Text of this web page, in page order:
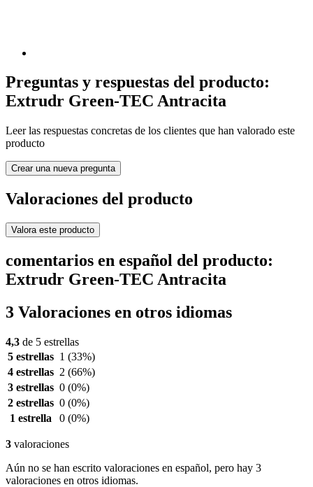
Preguntas y respuestas del producto:
Extrudr Green-TEC Antracita
Leer las respuestas concretas de los clientes que han valorado este
producto
Crear una nueva pregunta
Valoraciones del producto
Valora este producto
comentarios en español del producto:
Extrudr Green-TEC Antracita
3 Valoraciones en otros idiomas
4,3 de 5 estrellas
5 estrellas 1 (33%)
4 estrellas 2 (66%)
3 estrellas 0 (0%)
2 estrellas 0 (0%)
1 estrella
0 (0%)
3 valoraciones
Aún no se han escrito valoraciones en español, pero hay 3
valoraciones en otros idiomas.